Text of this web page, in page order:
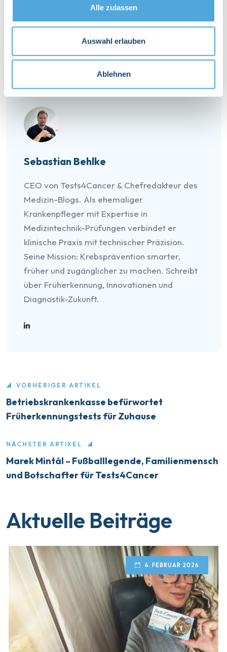
Alle zulassen
Auswahl erlauben
Ablehnen
Sebastian Behlke
CEO von Tests4Cancer & Chefredakteur des
Medizin-Blogs. Als ehemaliger
Krankenpfleger mit Expertise in
Medizintechnik-Prüfungen verbindet er
klinische Praxis mit technischer Präzision.
Seine Mission: Krebsprävention smarter,
früher und zugänglicher zu machen. Schreibt
über Früherkennung, Innovationen und
Diagnostik-Zukunft.
VORHERIGER ARTIKEL
Betriebskrankenkasse befürwortet
Früherkennungstests für Zuhause
NÄCHSTER ARTIKEL
Marek Mintál – Fußballlegende, Familienmensch
und Botschafter für Tests4Cancer
Aktuelle Beiträge
4. FEBRUAR 2026